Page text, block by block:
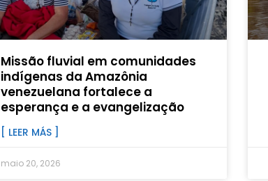
Missão fluvial em comunidades
indígenas da Amazônia
venezuelana fortalece a
esperança e a evangelização
[ LEER MÁS ]
maio 20, 2026